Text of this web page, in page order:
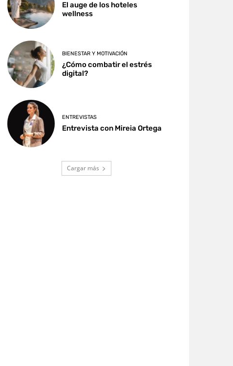
El auge de los hoteles
wellness
BIENESTAR Y MOTIVACIÓN
¿Cómo combatir el estrés
digital?
ENTREVISTAS
Entrevista con Mireia Ortega
Cargar más